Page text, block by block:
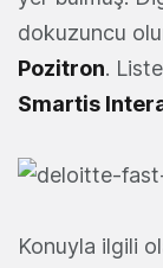
dokuzuncu
Pozitron.
Smartis
Konuyla ilgili